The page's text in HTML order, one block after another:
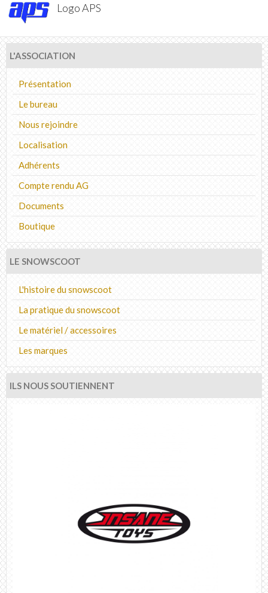
Logo APS
L'ASSOCIATION
Présentation
Le bureau
Nous rejoindre
Localisation
Adhérents
Compte rendu AG
Documents
Boutique
LE SNOWSCOOT
L'histoire du snowscoot
La pratique du snowscoot
Le matériel / accessoires
Les marques
ILS NOUS SOUTIENNENT